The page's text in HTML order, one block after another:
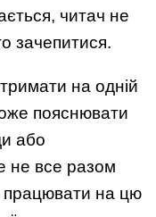
читач не
зачепитися.
на одній
пояснювати
або
не все разом
працювати на цю